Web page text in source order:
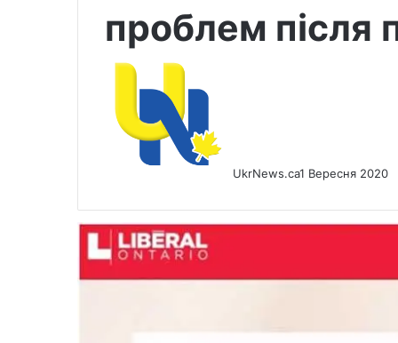
проблем після
UkrNews.ca1 Вересня 2020